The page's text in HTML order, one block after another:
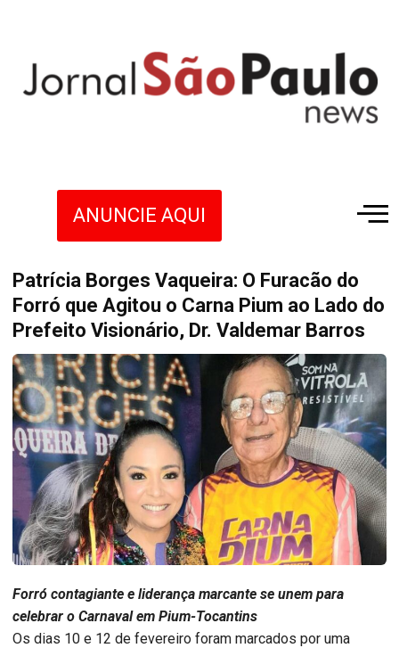
ANUNCIE AQUI
Patrícia Borges Vaqueira: O Furacão do
Forró que Agitou o Carna Pium ao Lado do
Prefeito Visionário, Dr. Valdemar Barros
Forró contagiante e liderança marcante se unem para
celebrar o Carnaval em Pium-Tocantins
Os dias 10 e 12 de fevereiro foram marcados por uma